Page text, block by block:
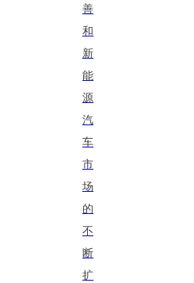
善
和
新
能
源
汽
车
市
场
的
不
断
扩